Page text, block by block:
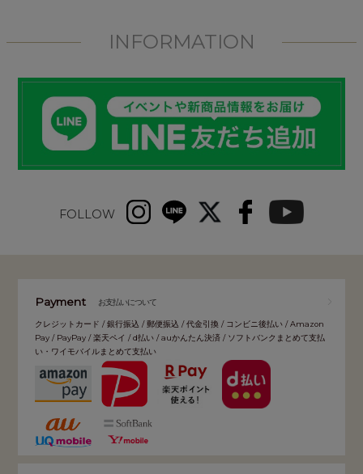
INFORMATION
FOLLOW
Payment お支払いについて
クレジットカード / 銀行振込 / 郵便振込 / 代金引換 / コンビニ後払い / Amazon
Pay / PayPay / 楽天ペイ / d払い / auかんたん決済 / ソフトバンクまとめて支払
い・ワイモバイルまとめて支払い